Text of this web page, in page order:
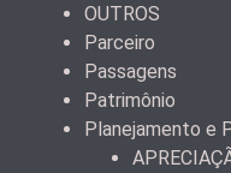
OUTROS
Parceiro
Passagens
Patrimônio
Planejamento e